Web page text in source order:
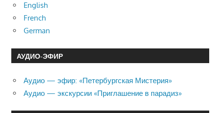
English
French
German
АУДИО-ЭФИР
Аудио — эфир: «Петербургская Мистерия»
Аудио — экскурсии «Приглашение в парадиз»